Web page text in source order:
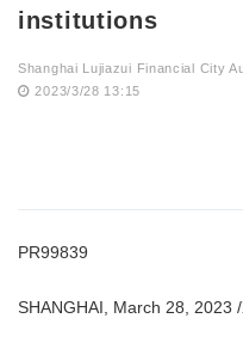
institutions
Shanghai Lujiazui Financial City
2023/3/28 13:15
PR99839
SHANGHAI, March 28, 2023